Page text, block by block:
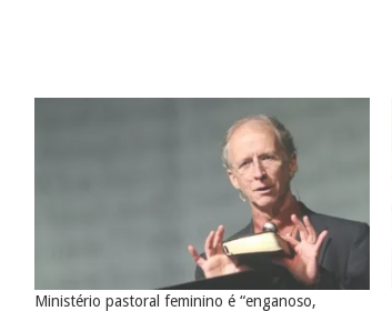
Ministério pastoral feminino é “enganoso,